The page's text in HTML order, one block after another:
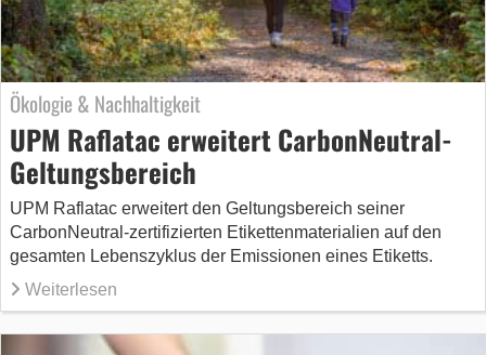
Ökologie & Nachhaltigkeit
UPM Raflatac erweitert CarbonNeutral-
Geltungsbereich
UPM Raflatac erweitert den Geltungsbereich seiner
CarbonNeutral-zertifizierten Etikettenmaterialien auf den
gesamten Lebenszyklus der Emissionen eines Etiketts.
Weiterlesen